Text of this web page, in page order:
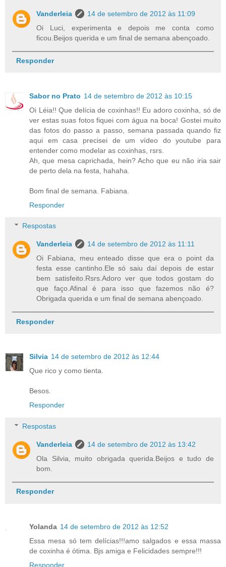
Vanderleia
14 de setembro de 2012 às 11:09
Oi Luci, experimenta e depois me conta como
ficou.Beijos querida e um final de semana abençoado.
Responder
Sabor no Prato 14 de setembro de 2012 às 10:15
Oi Léia!! Que delícia de coxinhas!! Eu adoro coxinha, só de
ver estas suas fotos fiquei com água na boca! Gostei muito
das fotos do passo a passo, semana passada quando fiz
aqui em casa precisei de um vídeo do youtube para
entender como modelar as coxinhas, rsrs.
Ah, que mesa caprichada, hein? Acho que eu não iria sair
de perto dela na festa, hahaha.
Bom final de semana. Fabiana.
Responder
Respostas
Vanderleia
14 de setembro de 2012 às 11:11
Oi Fabiana, meu enteado disse que era o point da
festa esse cantinho.Ele só saiu daí depois de estar
bem satisfeito.Rsrs.Adoro ver que todos gostam do
que faço.Afinal é para isso que fazemos não é?
Obrigada querida e um final de semana abençoado.
Responder
Silvia 14 de setembro de 2012 às 12:44
Que rico y como tienta.
Besos.
Responder
Respostas
Vanderleia
14 de setembro de 2012 às 13:42
Ola Silvia, muito obrigada querida.Beijos e tudo de
bom.
Responder
Yolanda 14 de setembro de 2012 às 12:52
Essa mesa só tem delícias!!!amo salgados e essa massa
de coxinha é ótima. Bjs amiga e Felicidades sempre!!!
Responder